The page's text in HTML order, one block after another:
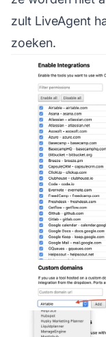
zult LiveAgent
zoeken.